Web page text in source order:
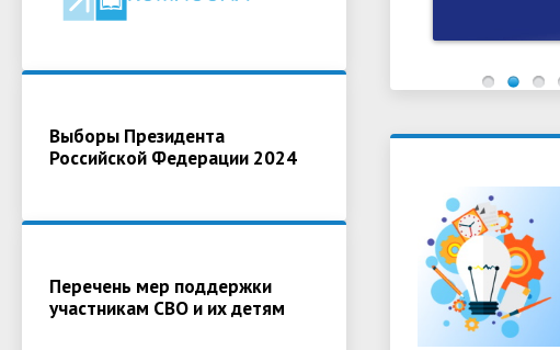
Выборы Президента
Российской Федерации 2024
Перечень мер поддержки
участникам СВО и их детям